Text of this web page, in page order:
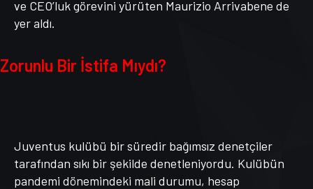
ve CEO’luk görevini yürüten Maurizio Arrivabene de
yer aldı.
Zorunlu Bir İstifa Mıydı?
Juventus kulübü bir süredir bağımsız denetçiler
tarafından sıkı bir şekilde denetleniyordu. Kulübün
pandemi dönemindeki mali durumu, hesap